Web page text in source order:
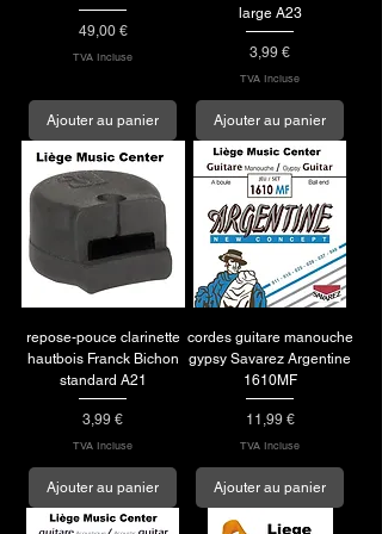
Prix
49,00 €
TVA Incluse
Ajouter au panier
large A23
Prix
3,99 €
TVA Incluse
Ajouter au panier
repose-pouce clarinette
hautbois Franck Bichon
standard A21
Prix
3,99 €
TVA Incluse
Ajouter au panier
cordes guitare manouche
gypsy Savarez Argentine
1610MF
Prix
11,99 €
TVA Incluse
Ajouter au panier